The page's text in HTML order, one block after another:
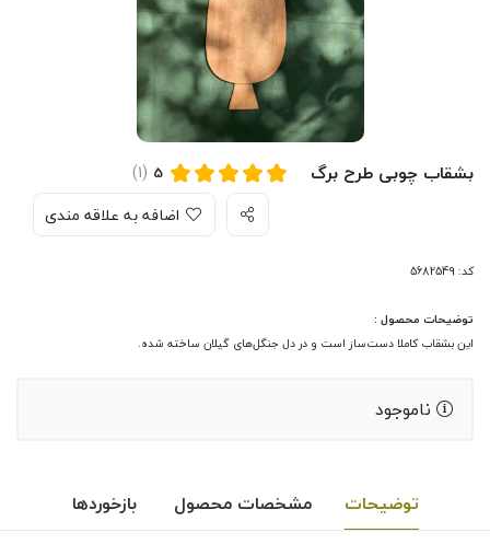
بشقاب چوبی طرح برگ 5
(1)
اضافه به علاقه مندی
کد: 5682549
توضیحات محصول :
این بشقاب کاملا دست‌ساز است و در دل جنگل‌های گیلان ساخته شده.
ناموجود
توضیحات مشخصات محصول بازخوردها